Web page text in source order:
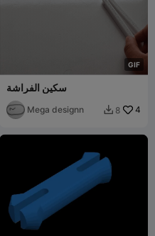
GIF
سكين الفراشة
Mega designn  8 4